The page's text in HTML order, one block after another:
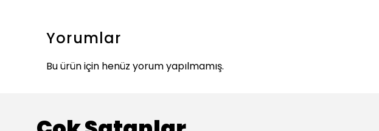
Yorumlar
Bu ürün için henüz yorum yapılmamış.